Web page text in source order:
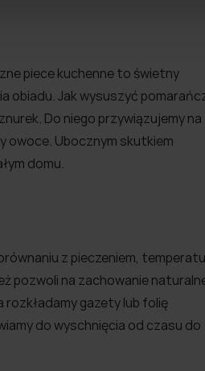
piece kuchenne to świetny
obiadu. Jak wysuszyć
Do niego przywiązujemy na
owoce. Ubocznym skutkiem
domu.
z pieczeniem,
pozwoli na zachowanie
gazety lub folię
do wyschnięcia od czasu do